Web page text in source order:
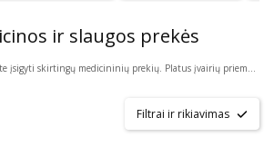
ir slaugos prekės
Internetinėje vaistinėje galite įsigyti skirtingų medicininių prekių. Platus įvairių priemonių ir technikos pasirinkimas leis visiems pirkėjams lengviau rasti tai, ko jie ieško. Šioje prekių kategorijoje yra daugybė skirtingų medicinos priemonių ir priedų, pradedant specialiais kremais ir pleistrais, baigiant kapsulėmis ar drėkinančiais akių lašais. Jeigu jums sunku apsispręsti, kurie produktai būtų geriausias ar tinkamiausias pasirinkimas, mūsų konsultantai gali jums patarti nuotoliniu būdu: internetu aktyviame pokalbio lange, el. paštu ar telefonu.
Filtrai ir rikiavimas